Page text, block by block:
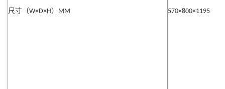
尺寸（W×D×H） MM 570×800×1195